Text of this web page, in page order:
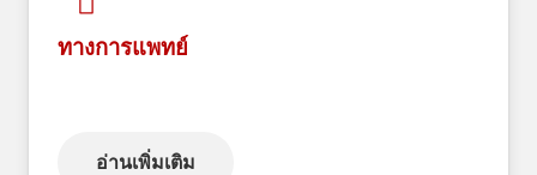
ทางการแพทย์
อ่านเพิ่มเติม